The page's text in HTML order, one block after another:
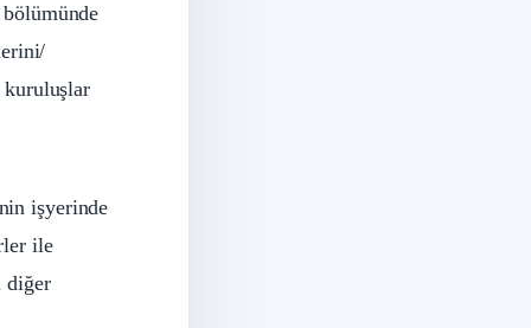
kuruluşlar
işyerinde
ile
diğer